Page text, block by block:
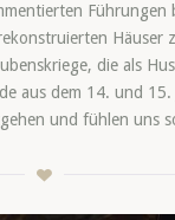
Häuser
die als
aus dem 14. und
und fühlen uns